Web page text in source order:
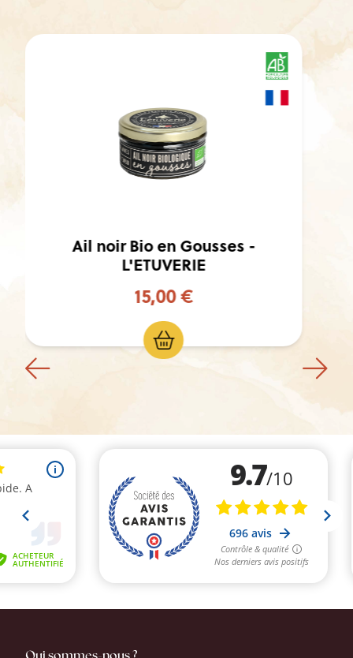
Ail noir Bio en pâte - L'ETUVERIE
12,50 €